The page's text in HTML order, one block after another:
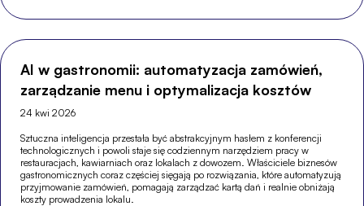
AI w gastronomii: automatyzacja zamówień,
zarządzanie menu i optymalizacja kosztów
24 kwi 2026
Sztuczna inteligencja przestała być abstrakcyjnym hasłem z konferencji
technologicznych i powoli staje się codziennym narzędziem pracy w
restauracjach, kawiarniach oraz lokalach z dowozem. Właściciele biznesów
gastronomicznych coraz częściej sięgają po rozwiązania, które automatyzują
przyjmowanie zamówień, pomagają zarządzać kartą dań i realnie obniżają
koszty prowadzenia lokalu.